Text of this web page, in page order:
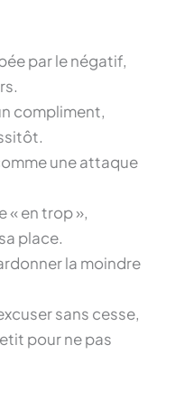
par le négatif,
compliment,
une attaque
« en trop »,
place.
la moindre
sans cesse,
pour ne pas